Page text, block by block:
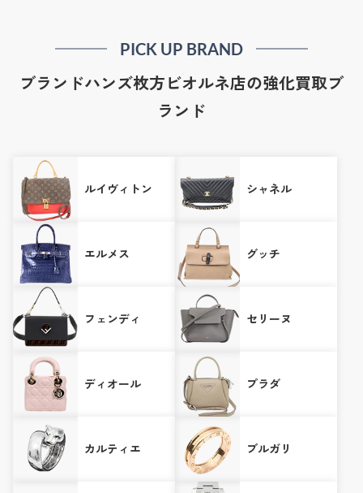
PICK UP BRAND
ブランドハンズ枚方ビオルネ店の強化買取ブ
ランド
ルイヴィトン シャネル
エルメス グッチ
フェンディ セリーヌ
ディオール プラダ
カルティエ ブルガリ